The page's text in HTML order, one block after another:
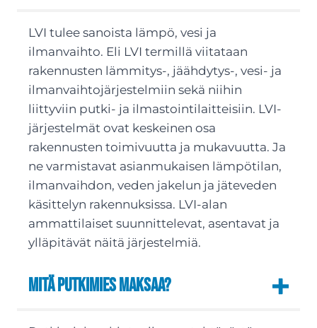
LVI tulee sanoista lämpö, vesi ja
ilmanvaihto. Eli LVI termillä viitataan
rakennusten lämmitys-, jäähdytys-, vesi- ja
ilmanvaihtojärjestelmiin sekä niihin
liittyviin putki- ja ilmastointilaitteisiin. LVI-
järjestelmät ovat keskeinen osa
rakennusten toimivuutta ja mukavuutta. Ja
ne varmistavat asianmukaisen lämpötilan,
ilmanvaihdon, veden jakelun ja jäteveden
käsittelyn rakennuksissa. LVI-alan
ammattilaiset suunnittelevat, asentavat ja
ylläpitävät näitä järjestelmiä.
Mitä putkimies maksaa?